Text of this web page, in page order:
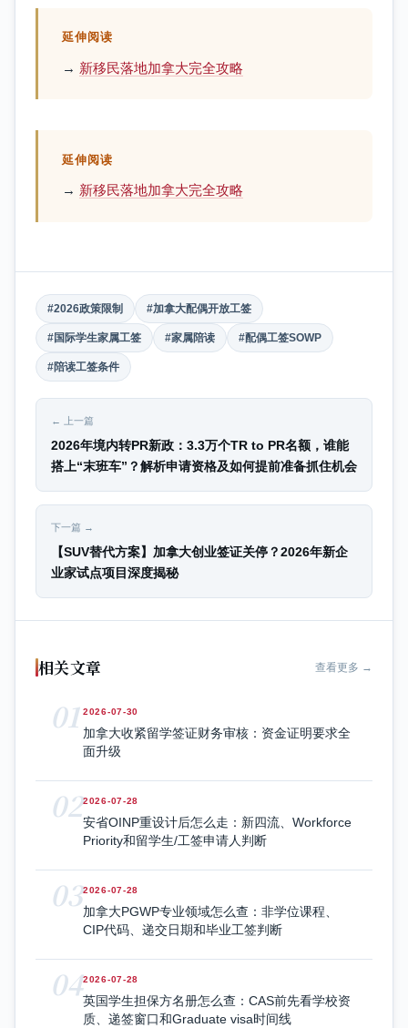
延伸阅读
→ 新移民落地加拿大完全攻略
延伸阅读
→ 新移民落地加拿大完全攻略
#2026政策限制 #加拿大配偶开放工签
#国际学生家属工签 #家属陪读 #配偶工签SOWP
#陪读工签条件
← 上一篇
2026年境内转PR新政：3.3万个TR to PR名额，谁能
搭上“末班车”？解析申请资格及如何提前准备抓住机会
下一篇 →
【SUV替代方案】加拿大创业签证关停？2026年新企
业家试点项目深度揭秘
相关文章 查看更多 →
01 2026-07-30
加拿大收紧留学签证财务审核：资金证明要求全
面升级
022026-07-28
安省OINP重设计后怎么走：新四流、Workforce
Priority和留学生/工签申请人判断
032026-07-28
加拿大PGWP专业领域怎么查：非学位课程、
CIP代码、递交日期和毕业工签判断
042026-07-28
英国学生担保方名册怎么查：CAS前先看学校资
质、递签窗口和Graduate visa时间线